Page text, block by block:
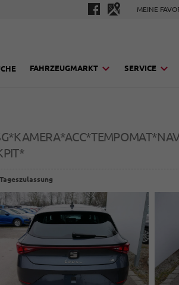
MEINE
FAHRZEUGMARKT SERVICE